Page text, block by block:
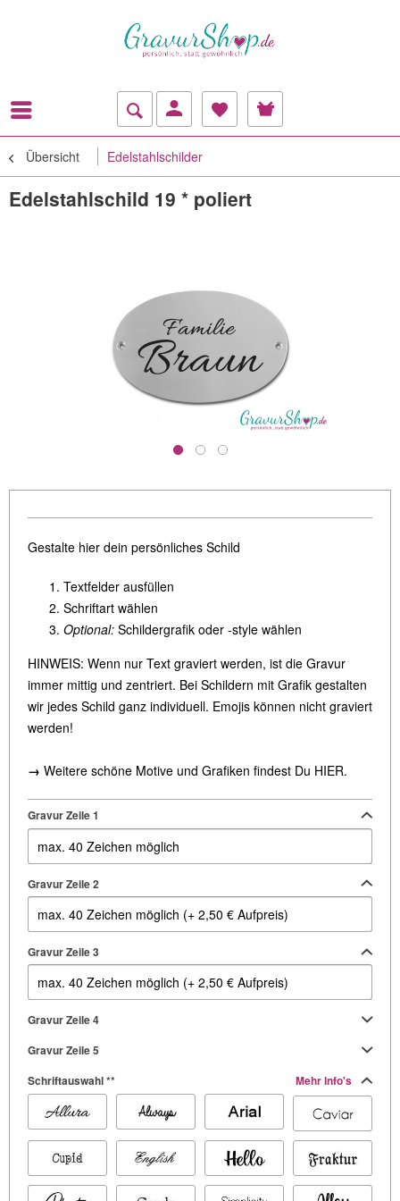
Übersicht Edelstahlschilder
Edelstahlschild 19 * poliert
Gestalte hier dein persönliches Schild
Textfelder ausfüllen
Schriftart wählen
Optional: Schildergrafik oder -style wählen
HINWEIS: Wenn nur Text graviert werden, ist die Gravur
immer mittig und zentriert. Bei Schildern mit Grafik gestalten
wir jedes Schild ganz individuell. Emojis können nicht graviert
werden!
→ Weitere schöne Motive und Grafiken findest Du HIER.
Gravur Zeile 1
Gravur Zeile 2
Gravur Zeile 3
Gravur Zeile 4
Gravur Zeile 5
Schriftauswahl **
Mehr Info's